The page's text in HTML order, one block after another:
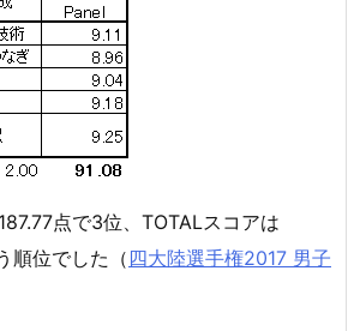
点で3位、TOTALスコアは
順位でした（ 四大陸選手権2017 男子